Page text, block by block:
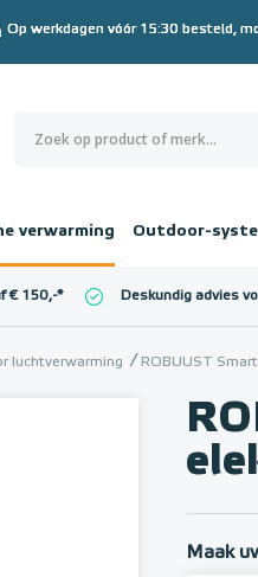
Op werkdagen vóór 15:30 besteld,
verwarming Outdoor-€ 0,00
€ 150,-* Deskundig advies
luchtverwarming ROBUUST
Maak